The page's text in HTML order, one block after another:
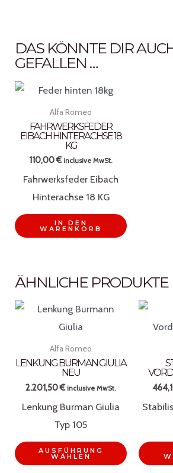
DAS KÖNNTE DIR
GEFALLEN …
Alfa Romeo
FAHRWERKSFEDER
EIBACH HINTERACHSE 18
KG
110,00€ inclusive MwSt.
Fahrwerksfeder Eibach
Hinterachse 18 KG
IN DEN
WARENKORB
ÄHNLICHE PRODUKTE
Alfa Romeo
LENKUNG BURMAN GIULIA
NEU
2.201,50€ inclusive MwSt.
Lenkung Burman Giulia
Typ 105
AUSFÜHRUNG
WÄHLEN
Dieses
Produkt